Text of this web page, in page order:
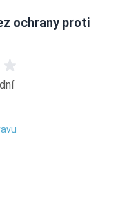
ochrany proti